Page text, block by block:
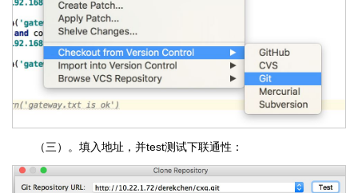
（三）。填入地址，并test测试下联通性：